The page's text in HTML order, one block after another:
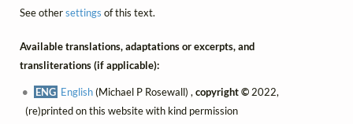
See othersettings of this text.
Available translations, adaptations or excerpts, and
transliterations (if applicable):
ENG English(Michael P Rosewall) ,copyright © 2022,
(re)printed on this website with kind permission